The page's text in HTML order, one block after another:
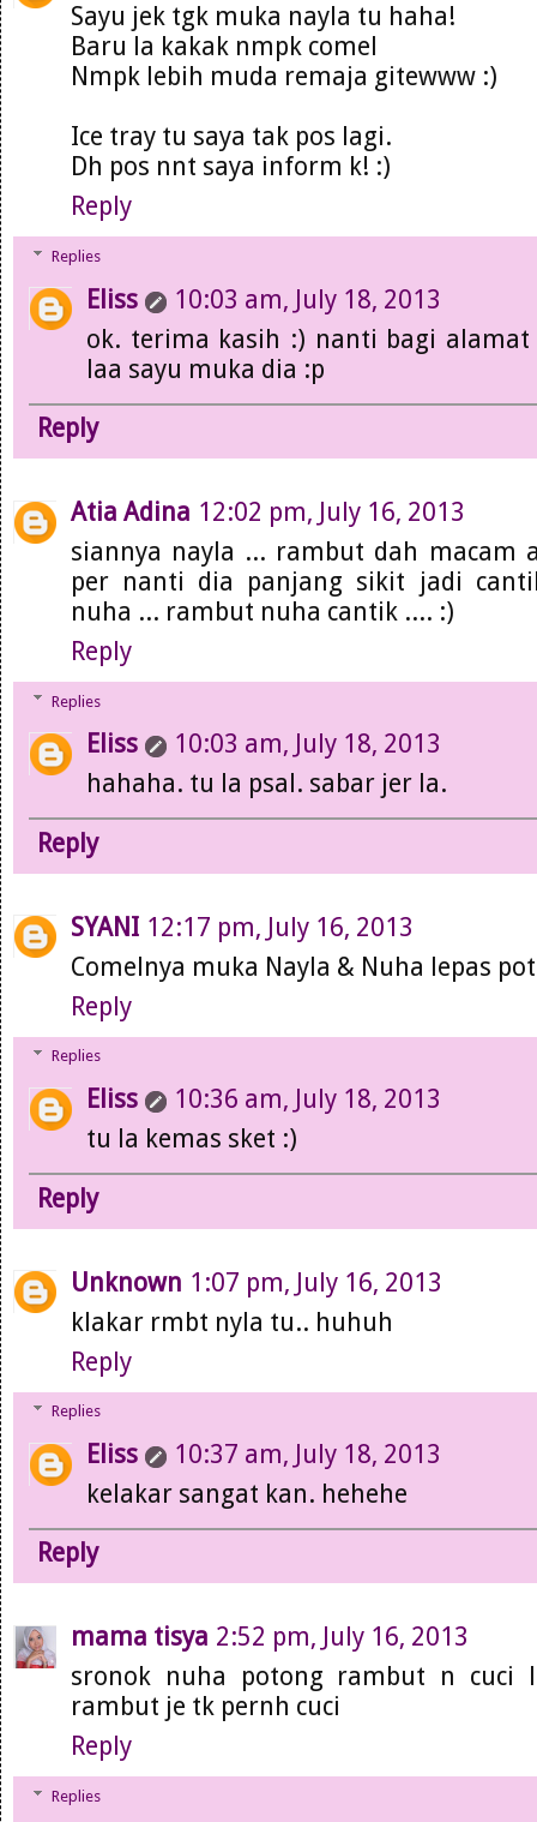
Sayu jek tgk muka nayla tu haha!
Baru la kakak nmpk comel
Nmpk lebih muda remaja gitewww :)
Ice tray tu saya tak pos lagi.
Dh pos nnt saya inform k! :)
Reply
Replies
Eliss
10:03 am, July 18, 2013
ok. terima kasih :) nanti bagi
laa sayu muka dia :p
Reply
Atia Adina 12:02 pm, July 16, 2013
siannya nayla ... rambut dah macam
per nanti dia panjang sikit jadi
nuha ... rambut nuha cantik .... :)
Reply
Replies
Eliss
10:03 am, July 18, 2013
hahaha. tu la psal. sabar jer la.
Reply
SYANI 12:17 pm, July 16, 2013
Comelnya muka Nayla & Nuha lepas
Reply
Replies
Eliss
10:36 am, July 18, 2013
tu la kemas sket :)
Reply
Unknown 1:07 pm, July 16, 2013
klakar rmbt nyla tu.. huhuh
Reply
Replies
Eliss
10:37 am, July 18, 2013
kelakar sangat kan. hehehe
Reply
mama tisya 2:52 pm, July 16, 2013
sronok nuha potong rambut n cuci
rambut je tk pernh cuci
Reply
Replies